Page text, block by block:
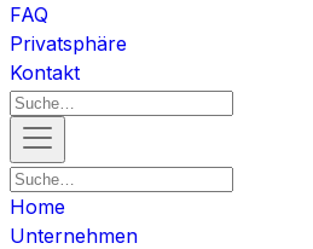
FAQ
Privatsphäre
Kontakt
Home
Unternehmen